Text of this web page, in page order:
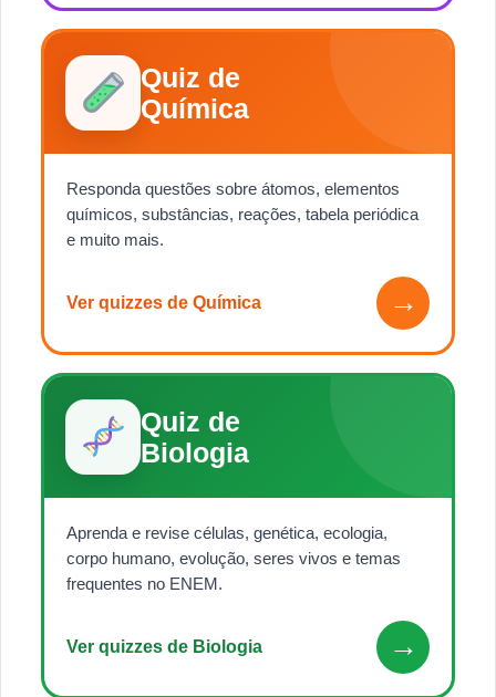
Quiz de
Química
Responda questões sobre átomos, elementos
químicos, substâncias, reações, tabela periódica
e muito mais.
Ver quizzes de Química →
Quiz de
Biologia
Aprenda e revise células, genética, ecologia,
corpo humano, evolução, seres vivos e temas
frequentes no ENEM.
Ver quizzes de Biologia →